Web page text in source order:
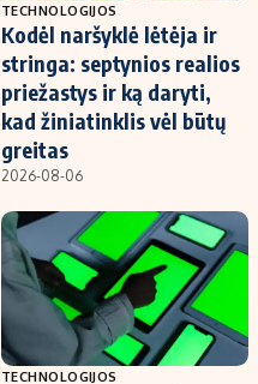
TECHNOLOGIJOS
Kodėl naršyklė lėtėja ir
stringa: septynios realios
priežastys ir ką daryti,
kad žiniatinklis vėl būtų
greitas
2026-08-06
TECHNOLOGIJOS